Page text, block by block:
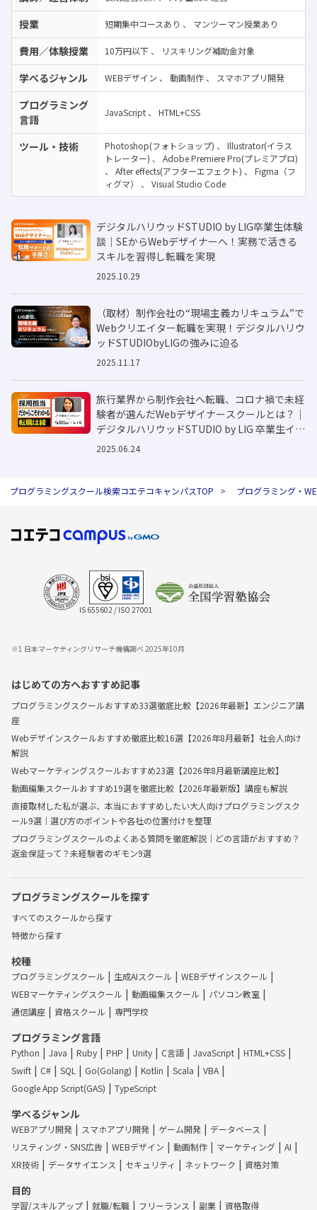
授業 短期集中コースあり 、 マンツーマン授業あり
費用／体験授業 10万円以下 、 リスキリング補助金対象
学べるジャンル WEBデザイン 、 動画制作 、 スマホアプリ開発
プログラミング
言語
JavaScript 、 HTML+CSS
ツール・技術 Photoshop(フォトショップ) 、 Illustrator(イラス
トレーター) 、 Adobe Premiere Pro(プレミアプロ)
、 After effects(アフターエフェクト) 、 Figma（フ
ィグマ）
、 Visual Studio Code
デジタルハリウッドSTUDIO by LIG卒業生体験
談｜SEからWebデザイナーへ！実務で活きる
スキルを習得し転職を実現
2025.10.29
（取材）制作会社の“現場主義カリキュラム”で
Webクリエイター転職を実現！デジタルハリウ
ッドSTUDIObyLIGの強みに迫る
2025.11.17
旅行業界から制作会社へ転職、コロナ禍で未経
験者が選んだWebデザイナースクールとは？｜
デジタルハリウッドSTUDIO by LIG 卒業生イン
タビュー
2025.06.24
プログラミングスクール検索コエテコキャンパスTOP プログラミング・
IS 655602 / ISO 27001
※1 日本マーケティングリサーチ機構調べ 2025年10月
はじめての方へおすすめ記事
プログラミングスクールおすすめ33選徹底比較【2026年最新】エンジニア講
座
Webデザインスクールおすすめ徹底比較16選【2026年8月最新】社会人向け
解説
Webマーケティングスクールおすすめ23選【2026年8月最新講座比較】
動画編集スクールおすすめ19選を徹底比較【2026年最新版】講座も解説
直接取材した私が選ぶ、本当におすすめしたい大人向けプログラミングスク
ール9選｜選び方のポイントや各社の位置付けを整理
プログラミングスクールのよくある質問を徹底解説｜どの言語がおすすめ？
返金保証って？未経験者のギモン9選
プログラミングスクールを探す
すべてのスクールから探す
特徴から探す
校種
プログラミングスクール 生成AIスクール
WEBデザインスクール
WEBマーケティングスクール
動画編集スクール
パソコン教室
通信講座
資格スクール 専門学校
プログラミング言語
Python Java Ruby PHP Unity C言語 JavaScript
HTML+CSS
Swift
C# SQL Go(Golang) Kotlin Scala
VBA
Google App Script(GAS)
TypeScript
学べるジャンル
WEBアプリ開発 スマホアプリ開発 ゲーム開発
データベース
リスティング・SNS広告
WEBデザイン 動画制作 マーケティング
AI
XR技術
データサイエンス セキュリティ ネットワーク 資格対策
目的
学習/スキルアップ 就職/転職 フリーランス 副業 資格取得